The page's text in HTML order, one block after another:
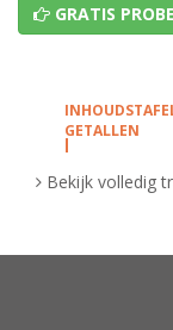
GRATIS
GETALLEN
Machten
rationale
Bekijk volledig